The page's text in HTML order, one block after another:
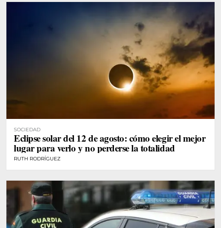
SOCIEDAD
Eclipse solar del 12 de agosto: cómo elegir el mejor
lugar para verlo y no perderse la totalidad
RUTH RODRÍGUEZ